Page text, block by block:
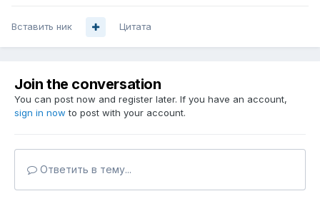
Вставить ник Цитата
Join the conversation
You can post now and register later. If you have an account,
sign in now to post with your account.
Ответить в тему...